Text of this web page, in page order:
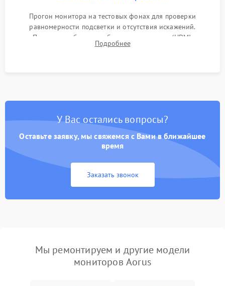
Прогон монитора на тестовых фонах для проверки
равномерности подсветки и отсутствия искажений.
Проверка работоспособности всех портов (HDMI,
DisplayPort, VGA) и кнопок управления под нагрузкой в
Подробнее
У Вас остались вопросы?
Оставьте заявку, мы свяжемся с Вами в ближайшее
время
Заказать звонок
Мы ремонтируем и другие модели
мониторов Aorus